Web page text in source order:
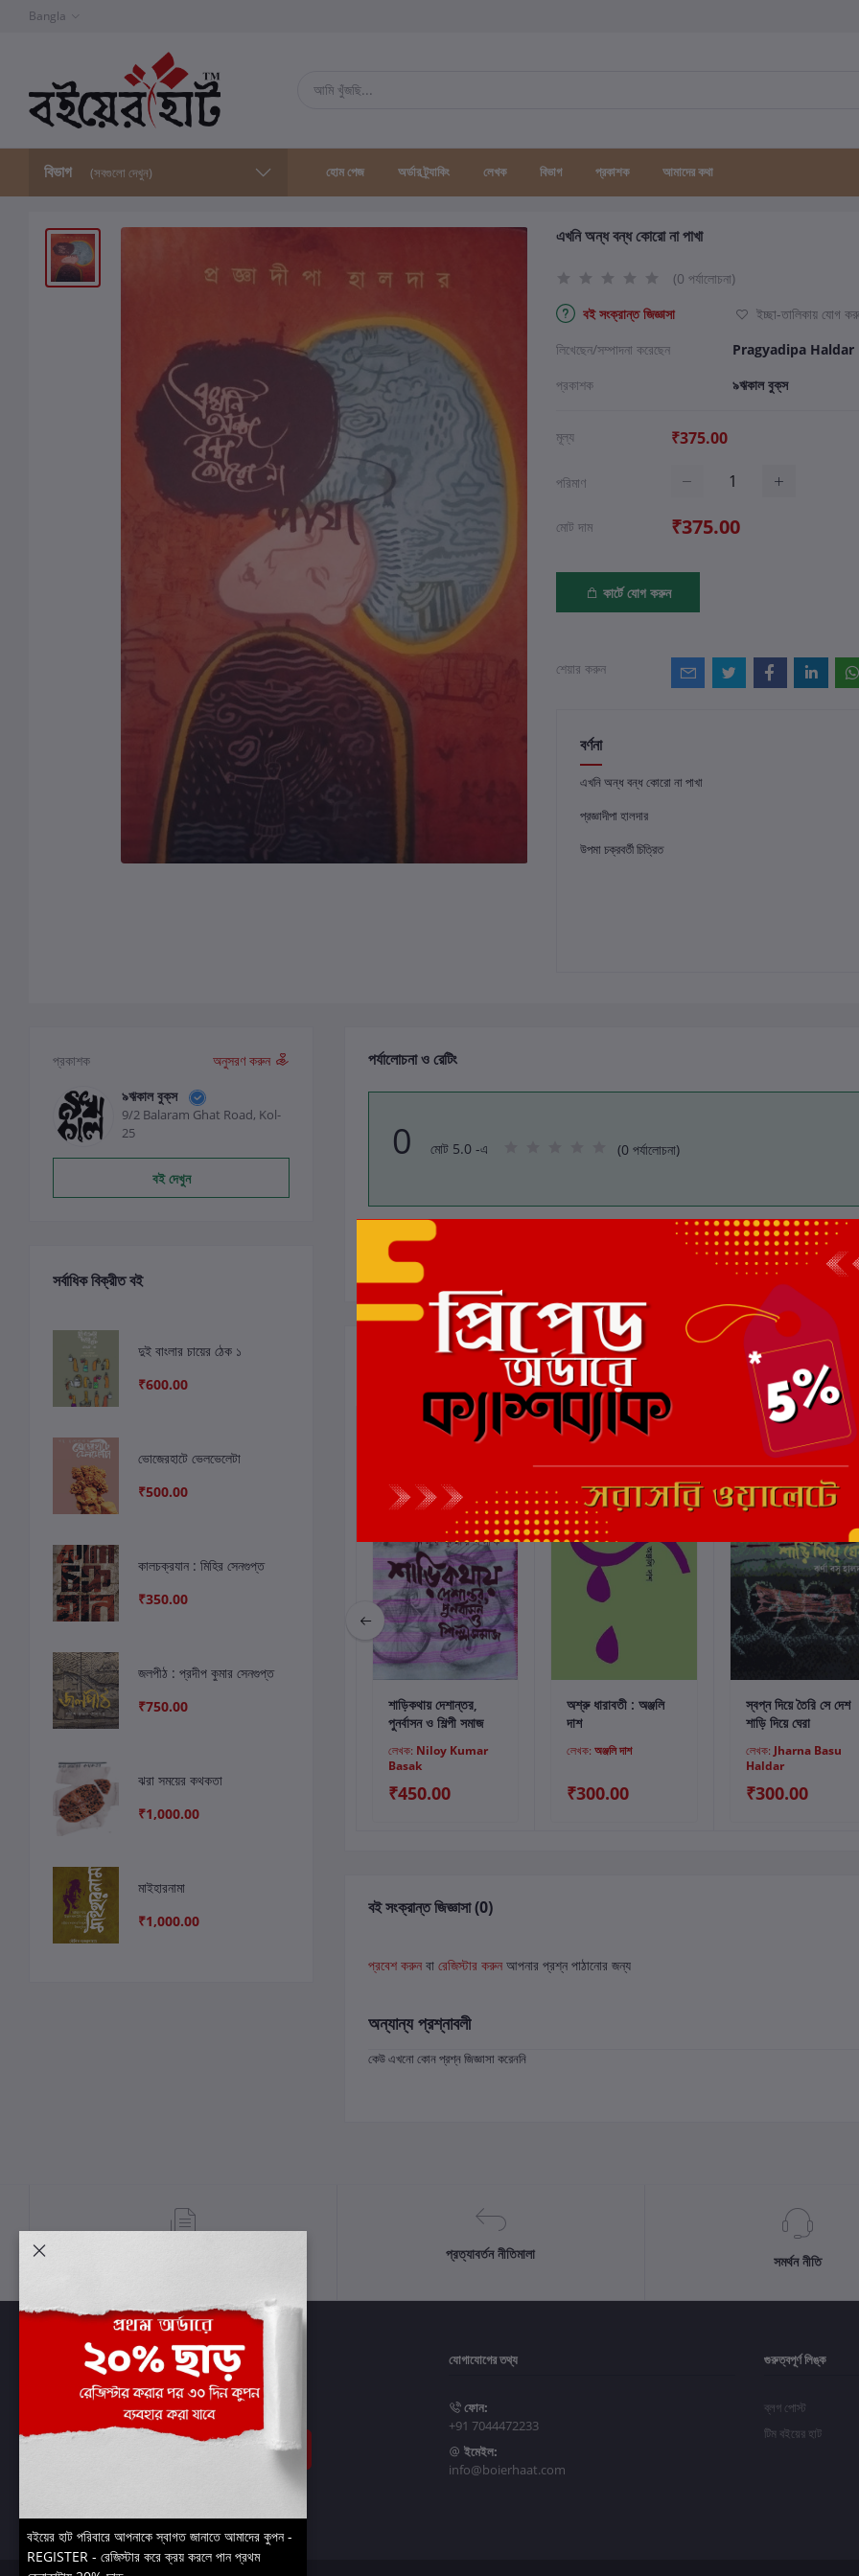
Bangla
বিভাগ (সবগুলো দেখুন) হোম পেজ অর্ডার ট্র্যাকিং লেখক বিভাগ প্রকাশক আমাদের কথা
এখনি অন্ধ বন্ধ কোরো না পাখা
(0 পর্যালোচনা)
বই সংক্রান্ত জিজ্ঞাসা
ইচ্ছা-তালিকায় যোগ
লিখেছেন/সম্পাদনা করেছেন
Pragyadipa Haldar
প্রকাশক
৯ঋকাল বুক্‌স
মূল্য ₹375.00
পরিমাণ
মোট দাম ₹375.00
কার্টে যোগ করুন
শেয়ার করুন
বর্ণনা
এখনি অন্ধ বন্ধ কোরো না পাখা
প্রজ্ঞাদীপা হালদার
উপমা চক্রবর্তী চিত্রিত
প্রকাশক
অনুসরণ করুন
৯ঋকাল বুক্‌স
9/2 Balaram Ghat Road, Kol-
25
বই দেখুন
সর্বাধিক বিক্রীত বই
দুই বাংলার চায়ের ঠেক ১
₹600.00
ভোজেরহাটে ভেলভেলেটা
₹500.00
কালচক্রযান : মিহির সেনগুপ্ত
₹350.00
জলপীঠ : প্রদীপ কুমার সেনগুপ্ত
₹750.00
ঝরা সময়ের কথকতা
₹1,000.00
মাইহারনামা
₹1,000.00
পর্যালোচনা ও রেটিং
0 মোট 5.0 -এ (0 পর্যালোচনা)
এই বইয়ের জন্য এখনও কোন
কার্টে যোগ করুন
হা্রিয়ে যাওয়া গানের খাতা
₹600.00 ₹500.00
কার্টে যোগ করুন
শাড়িকথায় দেশান্তর,
পুনর্বাসন ও শিল্পী সমাজ
লেখক: Niloy Kumar
Basak
₹450.00
কার্টে যোগ করুন
অশ্রু ধারাবতী : অঞ্জলি
দাশ
লেখক: অঞ্জলি দাশ
₹300.00
কার্টে যোগ করুন
স্বপ্ন দিয়ে তৈরি সে দেশ
শাড়ি দিয়ে ঘেরা
লেখক: Jharna Basu
Haldar
₹300.00
বই সংক্রান্ত জিজ্ঞাসা (0)
প্রবেশ করুন বা রেজিস্টার করুন আপনার প্রশ্ন পাঠানোর জন্য
অন্যান্য প্রশ্নাবলী
কেউ এখনো কোন প্রশ্ন জিজ্ঞাসা করেননি
প্রত্যাবর্তন নীতিমালা সমর্থন নীতি
সাবস্ক্রাইব
যোগাযোগের তথ্য
ফোন:
+91 7044472233
ইমেইল:
info@boierhaat.com
গুরুত্বপূর্ণ লিঙ্ক
ব্লগ পোস্ট
টিম বইয়ের হাট
বইয়ের হাট পরিবারে আপনাকে স্বাগত জানাতে আমাদের কুপন -
REGISTER - রেজিস্টার করে ক্রয় করলে পান প্রথম